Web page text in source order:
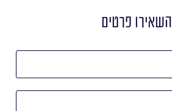
השאירו פרטים